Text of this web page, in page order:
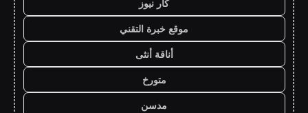
كار نيوز
موقع خبرة التقني
أناقة أنثى
متورخ
مدسن